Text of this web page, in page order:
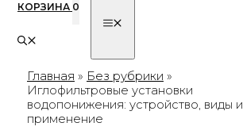
КОРЗИНА 0
Главная » Без рубрики »
Иглофильтровые установки
водопонижения: устройство, виды и
применение